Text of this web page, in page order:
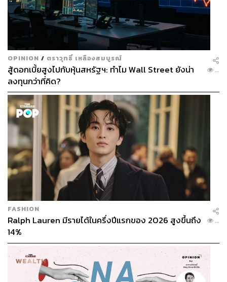
OPINION / ตราวุทธิ์ เหลืองสมบูรณ์
สู้ดอกเบี้ยสูงไปกับหุ้นสหรัฐฯ: ทำไม Wall Street ยังน่า
ลงทุนกว่าที่คิด?
...
FASHION
Ralph Lauren มีรายได้ในครึ่งปีแรกของ 2026 สูงขึ้นถึง
14%
...